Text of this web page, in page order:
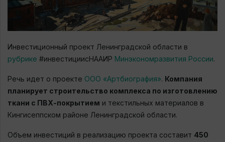
Инвестиционный проект Ленинградской области в
рубрике #инвестициисНААИР Минэкономразвития России.
Речь идет о проекте ООО «Артбиография». Компания
планирует строительство комплекса по изготовлению
ткани с ПВХ-покрытием и текстильных материалов в
Кингисеппском районе Ленинградской области.
Объем инвестиций в реализацию проекта составит 450